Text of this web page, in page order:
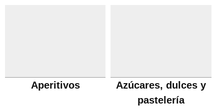
Aperitivos
Azúcares, dulces y
pastelería